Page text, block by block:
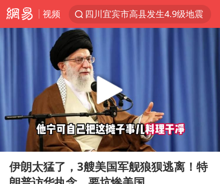
视频
四川宜宾市高县发生4.9级地震
公司“上四休三”但要降薪1000元
改名后的“青海拉面”店
广岛核爆81周年央视播《奥本海默》
Play
00:00
伊朗太猛了，3艘美国军舰狼狈逃离！特